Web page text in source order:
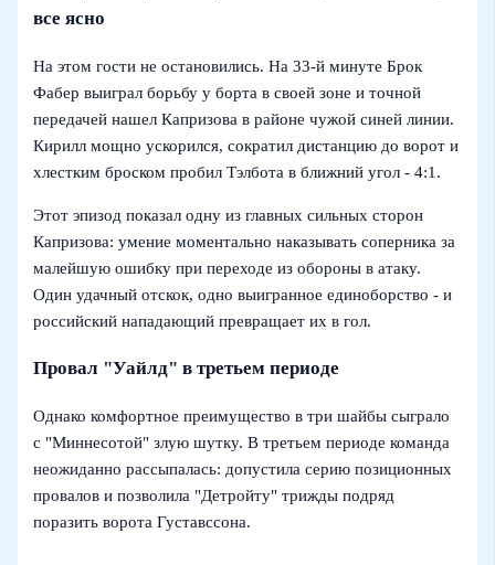
все ясно
На этом гости не остановились. На 33-й минуте Брок
Фабер выиграл борьбу у борта в своей зоне и точной
передачей нашел Капризова в районе чужой синей линии.
Кирилл мощно ускорился, сократил дистанцию до ворот и
хлестким броском пробил Тэлбота в ближний угол - 4:1.
Этот эпизод показал одну из главных сильных сторон
Капризова: умение моментально наказывать соперника за
малейшую ошибку при переходе из обороны в атаку.
Один удачный отскок, одно выигранное единоборство - и
российский нападающий превращает их в гол.
Провал "Уайлд" в третьем периоде
Однако комфортное преимущество в три шайбы сыграло
с "Миннесотой" злую шутку. В третьем периоде команда
неожиданно рассыпалась: допустила серию позиционных
провалов и позволила "Детройту" трижды подряд
поразить ворота Густавссона.